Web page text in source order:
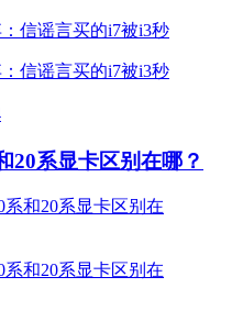
20系显卡区别在哪？